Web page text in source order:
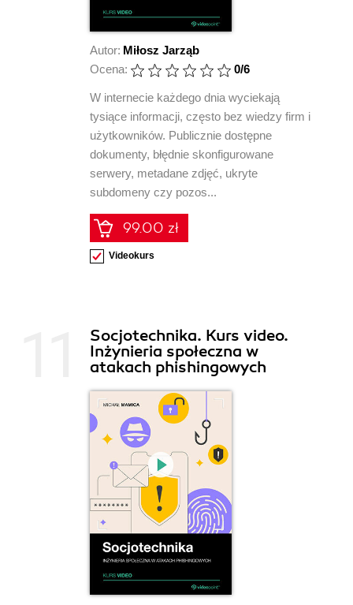
Autor: Miłosz Jarząb
Ocena:
0/6
W internecie każdego dnia wyciekają
tysiące informacji, często bez wiedzy firm i
użytkowników. Publicznie dostępne
dokumenty, błędnie skonfigurowane
serwery, metadane zdjęć, ukryte
subdomeny czy pozos...
99.00 zł
Videokurs
Socjotechnika. Kurs video.
Inżynieria społeczna w
atakach phishingowych